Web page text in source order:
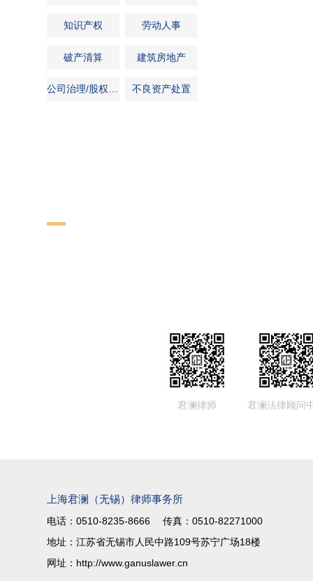
知识产权 劳动人事
破产清算 建筑房地产
公司治理/股权架构 不良资产处置
君澜律师 君澜法律顾问
上海君澜（无锡）律师事务所
电话：0510-8235-8666 传真：0510-82271000
地址：江苏省无锡市人民中路109号苏宁广场18楼
网址：http://www.ganuslawer.cn